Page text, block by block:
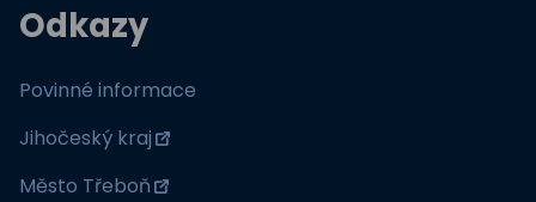
Odkazy
Povinné informace
Jihočeský kraj
Město Třeboň